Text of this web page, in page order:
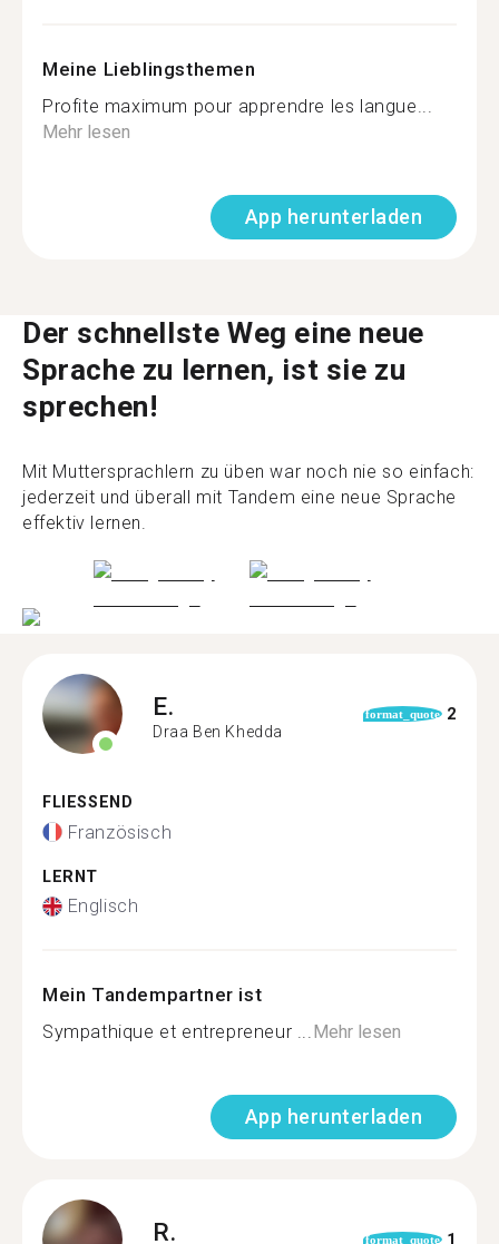
Meine Lieblingsthemen
Profite maximum pour apprendre les langue...
Mehr lesen
App herunterladen
Der schnellste Weg eine neue
Sprache zu lernen, ist sie zu
sprechen!
Mit Muttersprachlern zu üben war noch nie so einfach:
jederzeit und überall mit Tandem eine neue Sprache
effektiv lernen.
E.
Draa Ben Khedda
format_quote 2
FLIESSEND
Französisch
LERNT
Englisch
Mein Tandempartner ist
Sympathique et entrepreneur ...Mehr lesen
App herunterladen
R. format_quote 1